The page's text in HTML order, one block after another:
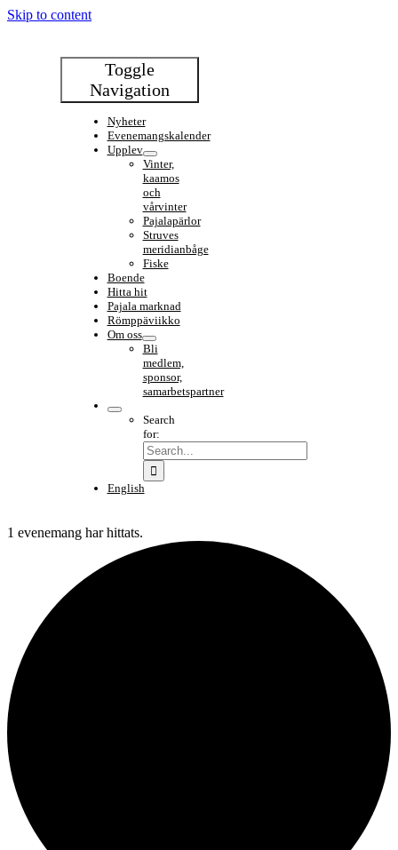
Skip to content
Toggle
Navigation
Nyheter
Evenemangskalender
Upplev
Vinter,
kaamos
och
vårvinter
Pajalapärlor
Struves
meridianbåge
Fiske
Boende
Hitta hit
Pajala marknad
Römppäviikko
Om oss
Bli
medlem,
sponsor,
samarbetspartner
Search
for:
English
1 evenemang har hittats.